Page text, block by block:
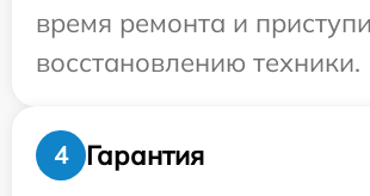
время ремонта и
восстановлению техники.
4
Гарантия